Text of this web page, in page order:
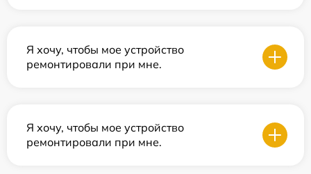
Я хочу, чтобы мое устройство
ремонтировали при мне.
Я хочу, чтобы мое устройство
ремонтировали при мне.